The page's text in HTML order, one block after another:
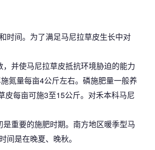
时间。为了满足马尼拉草皮生长中对
并使马尼拉草皮抵抗环境胁迫的能力
氮量每亩4公斤左右。磷施肥量一般养
皮每亩可施3至15公斤。对禾本科马尼
重要的施肥时期。南方地区暖季型马
是在晚夏、晚秋。